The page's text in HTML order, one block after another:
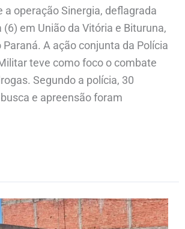
a operação Sinergia, deflagrada
em União da Vitória e Bituruna,
Paraná. A ação conjunta da Polícia
teve como foco o combate
Segundo a polícia, 30
e apreensão foram